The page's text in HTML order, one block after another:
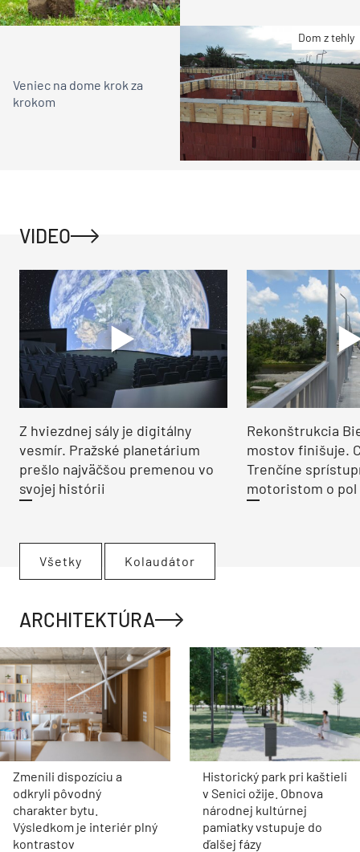
Dom z tehly
Veniec na dome krok za
krokom
VIDEO
Z hviezdnej sály je digitálny
vesmír. Pražské planetárium
prešlo najväčšou premenou vo
svojej histórii
Rekonštrukcia
mostov finišuje.
Trenčíne
motoristom o pol
Všetky Kolaudátor
ARCHITEKTÚRA
Zmenili dispozíciu a
odkryli pôvodný
charakter bytu.
Výsledkom je interiér plný
kontrastov
Historický park pri kaštieli
v Senici ožije. Obnova
národnej kultúrnej
pamiatky vstupuje do
ďalšej fázy